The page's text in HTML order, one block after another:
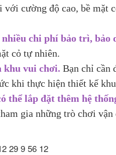
cường độ cao, bề mặt
chi phí bảo trì, bảo
cỏ tự nhiên.
khu vui chơi. Bạn chỉ cần
khi thực hiện thiết kế
thể lắp đặt thêm hệ
gia những trò chơi